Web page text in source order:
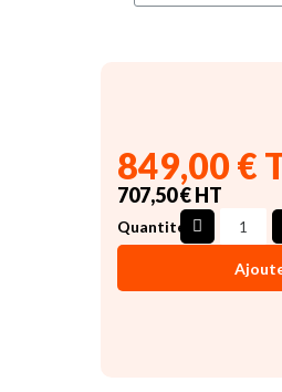
849,00 €
707,50 € HT
Quantité